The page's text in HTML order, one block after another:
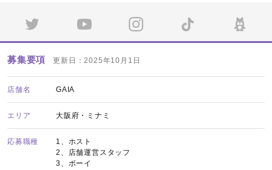
募集要項 更新日：2025年10月1日
店舗名 GAIA
エリア 大阪府・ミナミ
応募職種
1、ホスト
2、店舗運営スタッフ
3、ボーイ